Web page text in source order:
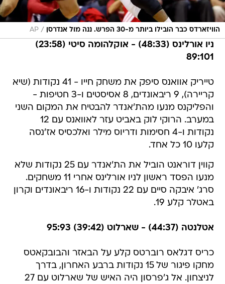
הוויזארדס כבר הובילו ביותר מ-30 הפרש. ננה מול אנדרסן /
AP
ניו אורלינס (48:33) - אוקלהומה סיטי (23:58)
89:101
טייריק אוואנס סיפק את משחק חייו - 41 נקודות (שיא
קריירה), 9 ריבאונדים, 8 אסיסטים ו-3 חטיפות -
והפליקנס מנעו מהת'אנדר להבטיח את המקום השני
במערב. הרוקי לוק באביט עזר לאוואנס עם 12
נקודות ו-4 חסימות ודריוס מילר ואלכסיס אז'נסה
קלעו 10 כל אחד.
קווין דוראנט הוביל את הת'אנדר עם 25 נקודות שלא
מנעו הפסד ראשון לניו אורלינס אחרי 11 משחקים.
סרג' איבקה סיים עם 22 נקודות ו-16 ריבאונדים וקרון
באטלר קלע 19.
אטלנטה (44:37) - שארלוט (39:42) 95:93
כריס דגלאס רוברטס קלע על הבאזר והבובקאטס
מחקו פיגור של 15 נקודות ברבע האחרון, בדרך
לניצחון. אל ג'פרסון היה האיש של שארלוט עם 27